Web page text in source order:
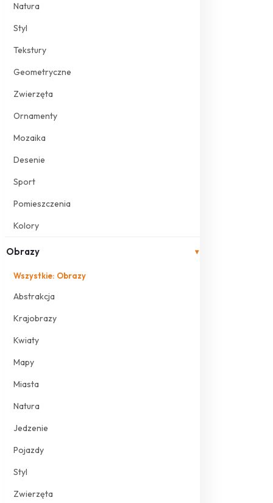
Natura
Styl
Tekstury
Geometryczne
Zwierzęta
Ornamenty
Mozaika
Desenie
Sport
Pomieszczenia
Kolory
Obrazy ▾
Wszystkie: Obrazy
Abstrakcja
Krajobrazy
Kwiaty
Mapy
Miasta
Natura
Jedzenie
Pojazdy
Styl
Zwierzęta